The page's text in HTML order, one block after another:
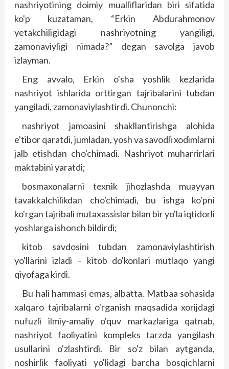
nashriyotining doimiy mualliflaridan biri sifatida
ko'p kuzataman, “Erkin Abdurahmonov
yetakchiligidagi nashriyotning yangiligi,
zamonaviyligi nimada?” degan savolga javob
izlayman.
Eng avvalo, Erkin o'sha yoshlik kezlarida
nashriyot ishlarida orttirgan tajribalarini tubdan
yangiladi, zamonaviylashtirdi. Chunonchi:
nashriyot jamoasini shakllantirishga alohida
e'tibor qaratdi, jumladan, yosh va savodli xodimlarni
jalb etishdan cho'chimadi. Nashriyot muharrirlari
maktabini yaratdi;
bosmaxonalarni texnik jihozlashda muayyan
tavakkalchilikdan cho'chimadi, bu ishga ko'pni
ko'rgan tajribali mutaxassislar bilan bir yo'la iqtidorli
yoshlarga ishonch bildirdi;
kitob savdosini tubdan zamonaviylashtirish
yo'llarini izladi – kitob do'konlari mutlaqo yangi
qiyofaga kirdi.
Bu hali hammasi emas, albatta. Matbaa sohasida
xalqaro tajribalarni o'rganish maqsadida xorijdagi
nufuzli ilmiy-amaliy o'quv markazlariga qatnab,
nashriyot faoliyatini kompleks tarzda yangilash
usullarini o'zlashtirdi. Bir so'z bilan aytganda,
noshirlik faoliyati yo'lidagi barcha bosqichlarni